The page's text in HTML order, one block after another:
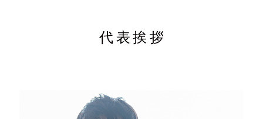
〒963-1411
代表挨拶